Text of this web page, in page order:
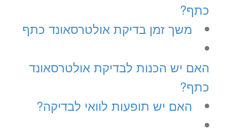
כתף?
משך זמן בדיקת אולטרסאונד כתף
האם יש הכנות לבדיקת אולטרסאונד
כתף?
האם יש תופעות לוואי לבדיקה?